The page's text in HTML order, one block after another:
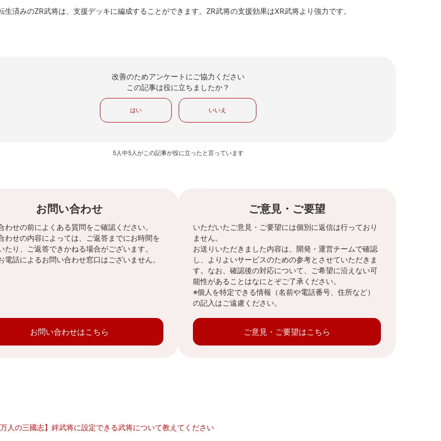
生済みのZR武将は、支援デッキに編成することができます。ZR武将の支援効果はXR武将より強力です。
改善のためアンケートにご協力ください
この記事は役に立ちましたか？
はい いいえ
5人中5人がこの記事が役に立ったと言っています
お問い合わせ
わせの前によくある質問をご確認ください。
わせの内容によっては、ご返答までにお時間を
たり、ご返答できかねる場合がございます。
電話によるお問い合わせ窓口はございません。
お問い合わせはこちら
ご意見・ご要望
いただいたご意見・ご要望には個別に返信は行っており
ません。
お送りいただきました内容は、開発・運営チームで確認
し、よりよいサービスのための参考とさせていただきま
す。なお、確認後の対応について、ご希望に沿えない可
能性があることはなにとぞご了承ください。
※個人を特定できる情報（名前や電話番号、住所など）
の記入はご遠慮ください。
ご意見・ご要望はこちら
人の三國志】絆武将に設定できる武将について教えてください